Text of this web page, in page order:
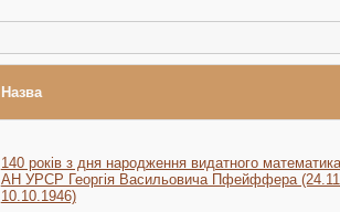
Назва
140 років з дня народження видатного
АН УРСР Георгія Васильовича Пфейффера
10.10.1946)